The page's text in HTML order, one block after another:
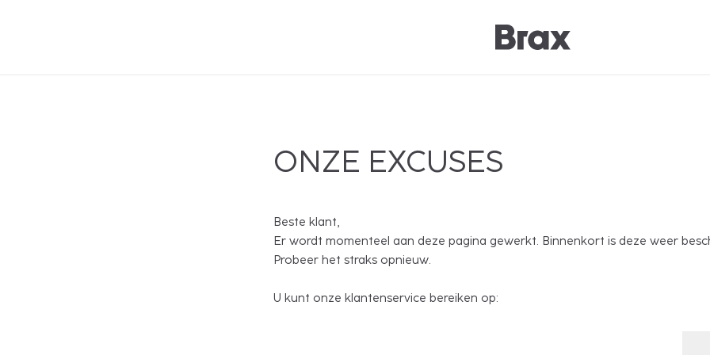
ONZE EXCUSES
Beste klant,
Er wordt momenteel aan deze pagina gewerkt. Binnenkort is deze weer
Probeer het straks opnieuw.
U kunt onze klantenservice bereiken op: